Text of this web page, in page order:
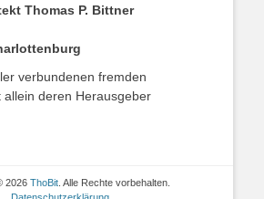
Thomas P. Bittner
verbundenen fremden
allein deren Herausgeber
2026 ThoBit . Alle Rechte vorbehalten.